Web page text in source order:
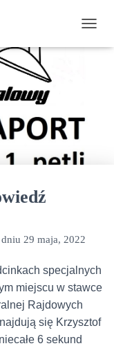
R
29 maja, 2022
specjalnych
miejscu w stawce
Rajdowych
się Krzysztof
6 sekund